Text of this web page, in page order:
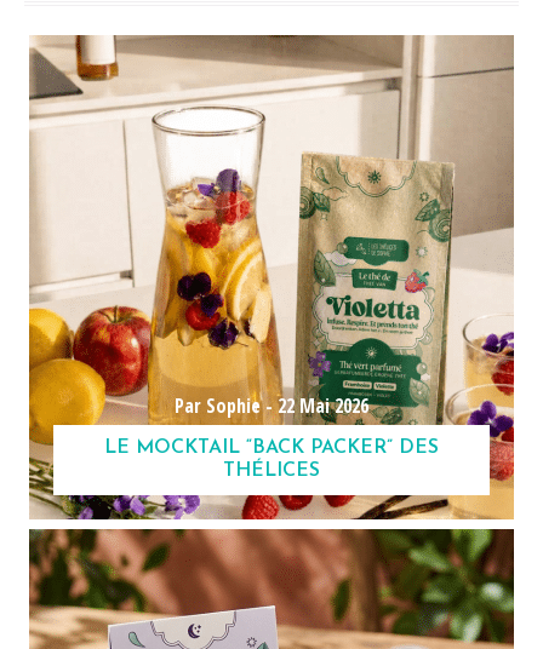
Par Sophie -22 Mai 2026
LE MOCKTAIL “BACK PACKER” DES
THÉLICES